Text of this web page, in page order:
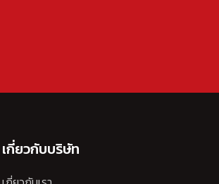
เกี่ยวกับบริษัท